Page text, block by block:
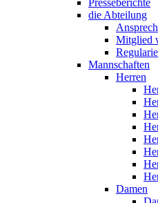
Presseberichte
die Abteilung
Mitglied
Mannschaften
Herren
Damen